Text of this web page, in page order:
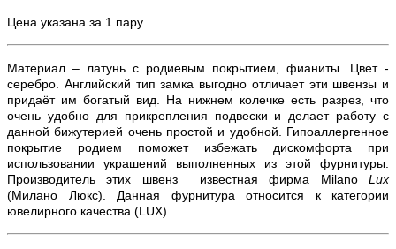
Цена указана за 1 пару
Материал – латунь с родиевым покрытием, фианиты. Цвет -
серебро. Английский тип замка выгодно отличает эти швензы и
придаёт им богатый вид. На нижнем колечке есть разрез, что
очень удобно для прикрепления подвески и делает работу с
данной бижутерией очень простой и удобной. Гипоаллергенное
покрытие родием поможет избежать дискомфорта при
использовании украшений выполненных из этой фурнитуры.
Производитель этих швенз известная фирма
Milano
Lux
(Милано Люкс). Данная фурнитура относится к категории
ювелирного качества (LUX)